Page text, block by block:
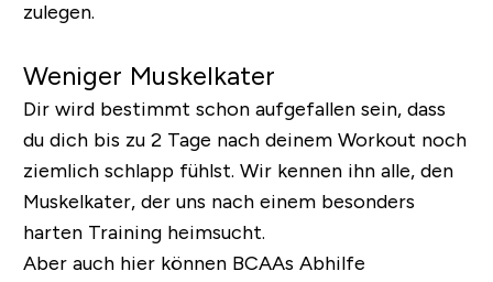
zulegen.
Weniger Muskelkater
Dir wird bestimmt schon aufgefallen sein, dass
du dich bis zu 2 Tage nach deinem Workout noch
ziemlich schlapp fühlst. Wir kennen ihn alle, den
Muskelkater, der uns nach einem besonders
harten Training heimsucht.
Aber auch hier können BCAAs Abhilfe